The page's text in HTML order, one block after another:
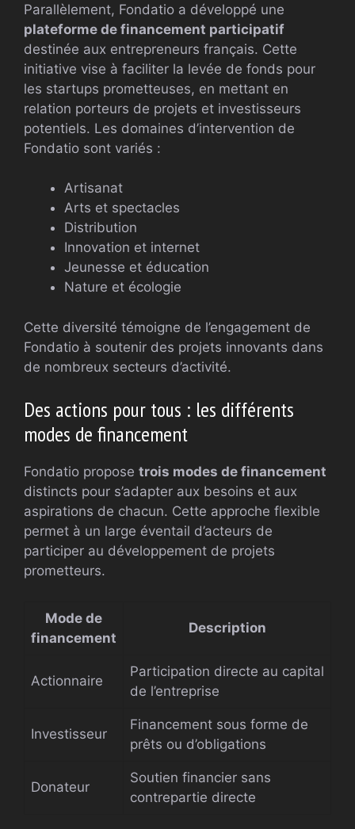
Parallèlement, Fondatio a développé une
plateforme de financement participatif
destinée aux entrepreneurs français. Cette
initiative vise à faciliter la levée de fonds pour
les startups prometteuses, en mettant en
relation porteurs de projets et investisseurs
potentiels. Les domaines d’intervention de
Fondatio sont variés :
Artisanat
Arts et spectacles
Distribution
Innovation et internet
Jeunesse et éducation
Nature et écologie
Cette diversité témoigne de l’engagement de
Fondatio à soutenir des projets innovants dans
de nombreux secteurs d’activité.
Des actions pour tous : les différents
modes de financement
Fondatio propose trois modes de financement
distincts pour s’adapter aux besoins et aux
aspirations de chacun. Cette approche flexible
permet à un large éventail d’acteurs de
participer au développement de projets
prometteurs.
Mode de
financement
Description
Actionnaire
Participation directe au capital
de l’entreprise
Investisseur
Financement sous forme de
prêts ou d’obligations
Donateur
Soutien financier sans
contrepartie directe